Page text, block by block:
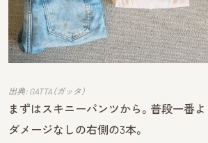
出典: GATTA（ガッタ）
まずはスキニーパンツから。普段一番
ダメージなしの右側の3本。